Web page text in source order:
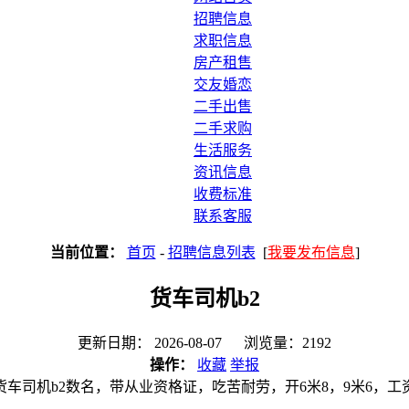
招聘信息
求职信息
房产租售
交友婚恋
二手出售
二手求购
生活服务
资讯信息
收费标准
联系客服
当前位置： 首页 - 招聘信息列表 [我要发布信息]
货车司机b2
更新日期： 2026-08-07 浏览量：2192
操作：
收藏 举报
车司机b2数名，带从业资格证，吃苦耐劳，开6米8，9米6，工